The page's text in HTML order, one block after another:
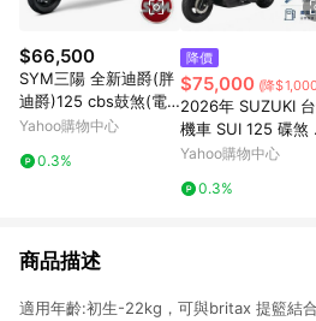
$66,500
SYM三陽 全新迪爵(胖
迪爵)125 cbs鼓煞(電
驅版) EnMIS 雙火星塞
全新
Yahoo購物中心
0.3%
降價
$75,000 (降
2026年 SUZUKI
機車 SUI 125 碟煞
色上市 水 125 台鈴
Yahoo購物中心
0.3%
商品描述
適用年齡:初生-22kg，可與britax 提籃結